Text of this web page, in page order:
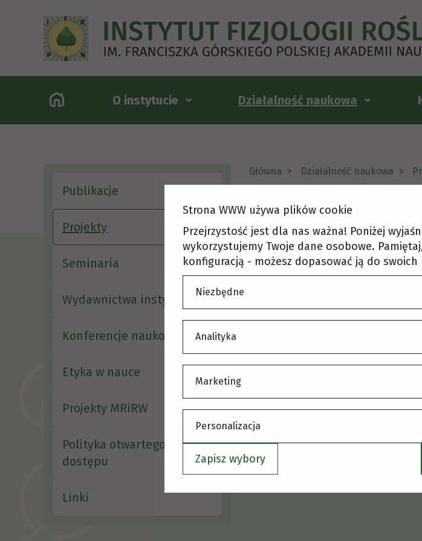
O instytucie Działalność naukowa
Publikacje
Projekty
Seminaria
Wydawnictwa instytutu
Konferencje naukowe
Etyka w nauce
Projekty MRiRW
Polityka otwartego
dostępu
Linki
Główna Działalność naukowa
Strona nie została
Skorzystaj z menu, aby
Strona WWW używa plików cookie
Przejrzystość jest dla nas ważna! Poniżej
wykorzystujemy Twoje dane osobowe.
konfiguracją - możesz dopasować ją do
Niezbędne
Analityka
Marketing
Personalizacja
Zapisz wybory